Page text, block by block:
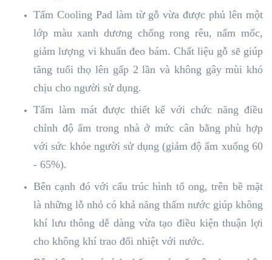
Tấm Cooling Pad làm từ gỗ vừa được phủ lên một
lớp màu xanh dương chống rong rêu, nấm mốc,
giảm lượng vi khuẩn đeo bám. Chất liệu gỗ sẽ giúp
tăng tuổi thọ lên gấp 2 lần và không gây mùi khó
chịu cho người sử dụng.
Tấm làm mát được thiết kế với chức năng điều
chỉnh độ ẩm trong nhà ở mức cân bằng phù hợp
với sức khỏe người sử dụng (giảm độ ẩm xuống 60
- 65%).
Bên cạnh đó với cấu trúc hình tổ ong, trên bề mặt
là những lỗ nhỏ có khả năng thấm nước giúp không
khí lưu thông dễ dàng vừa tạo điều kiện thuận lợi
cho không khí trao đổi nhiệt với nước.